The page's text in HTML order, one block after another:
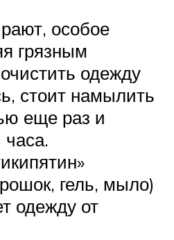
особое
грязным
одежду
стоит намылить
еще раз и
гель, мыло)
одежду от